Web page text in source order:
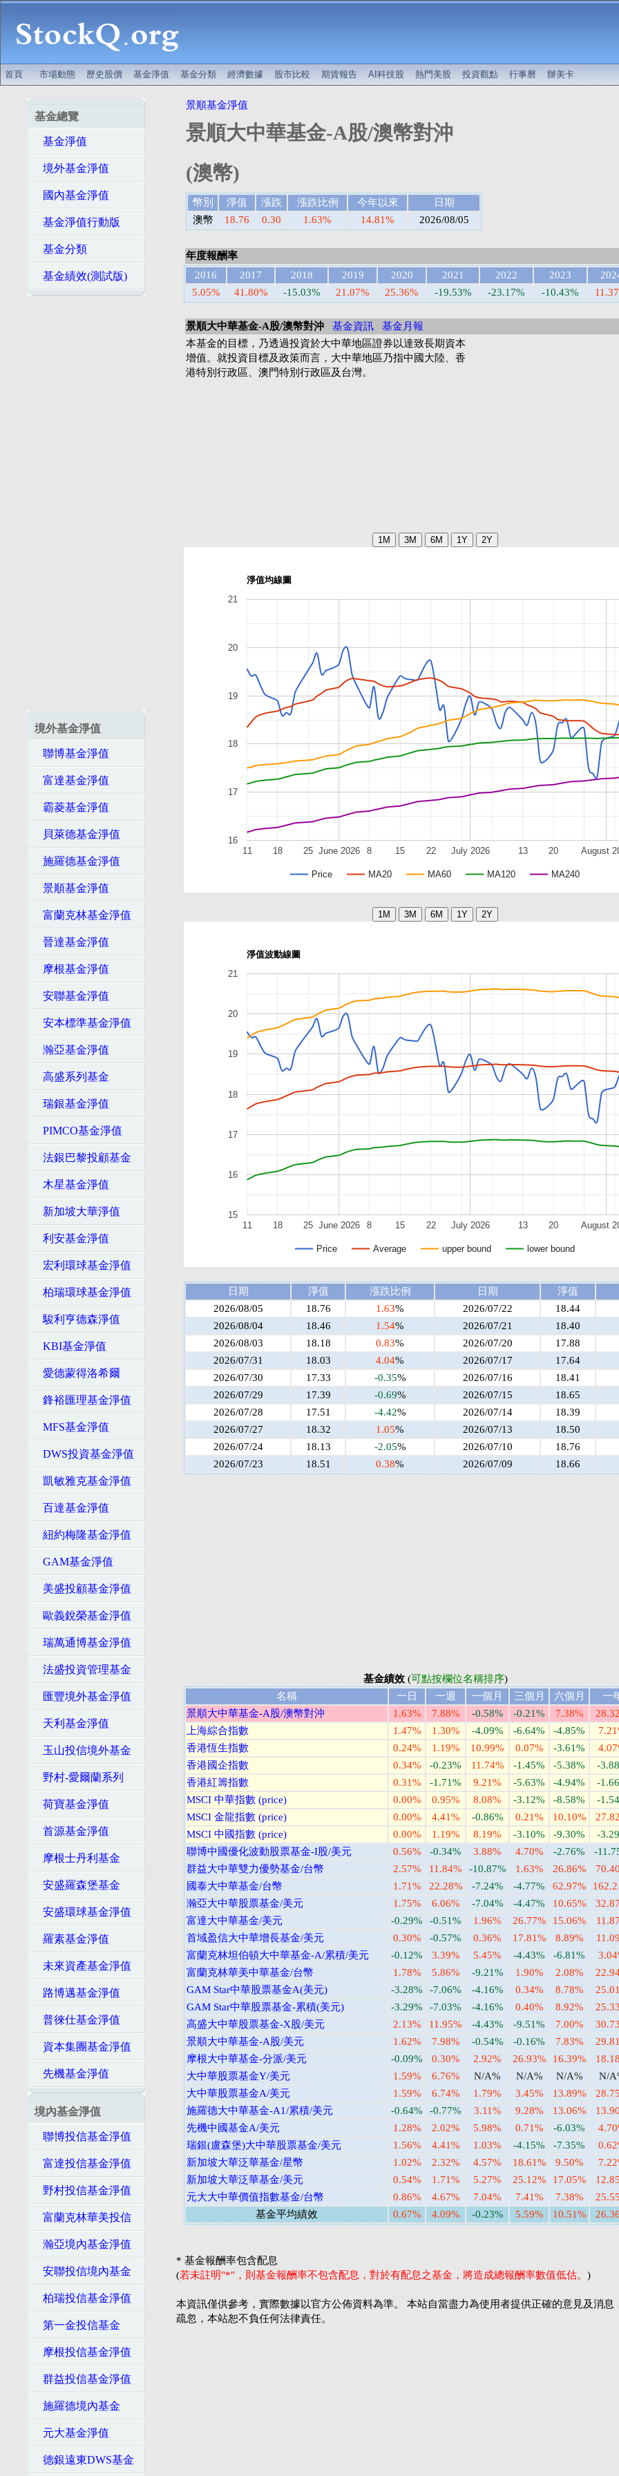
首頁 市場動態 歷史股價 基金淨值 基金分類 經濟數據 股市比較 期貨報告 AI科技股 熱門美股 投資觀點 行事曆 辦美卡
基金總覽
基金淨值
境外基金淨值
國內基金淨值
基金淨值行動版
基金分類
基金績效(測試版)
境外基金淨值
聯博基金淨值
富達基金淨值
霸菱基金淨值
貝萊德基金淨值
施羅德基金淨值
景順基金淨值
富蘭克林基金淨值
晉達基金淨值
摩根基金淨值
安聯基金淨值
安本標準基金淨值
瀚亞基金淨值
高盛系列基金
瑞銀基金淨值
PIMCO基金淨值
法銀巴黎投顧基金
木星基金淨值
新加坡大華淨值
利安基金淨值
宏利環球基金淨值
柏瑞環球基金淨值
駿利亨德森淨值
KBI基金淨值
愛德蒙得洛希爾
鋒裕匯理基金淨值
MFS基金淨值
DWS投資基金淨值
凱敏雅克基金淨值
百達基金淨值
紐約梅隆基金淨值
GAM基金淨值
美盛投顧基金淨值
歐義銳榮基金淨值
瑞萬通博基金淨值
法盛投資管理基金
匯豐境外基金淨值
天利基金淨值
玉山投信境外基金
野村-愛爾蘭系列
荷寶基金淨值
首源基金淨值
摩根士丹利基金
安盛羅森堡基金
安盛環球基金淨值
羅素基金淨值
未來資產基金淨值
路博邁基金淨值
普徠仕基金淨值
資本集團基金淨值
先機基金淨值
境內基金淨值
聯博投信基金淨值
富達投信基金淨值
野村投信基金淨值
富蘭克林華美投信
瀚亞境內基金淨值
安聯投信境內基金
柏瑞投信基金淨值
第一金投信基金
摩根投信基金淨值
群益投信基金淨值
施羅德境內基金
元大基金淨值
德銀遠東DWS基金
景順基金淨值
景順大中華基金-A股/澳幣對沖
(澳幣)
幣別 淨值 漲跌 漲跌比例 今年以來
日期
澳幣
18.76 0.30 1.63% 14.81% 2026/08/05
年度報酬率
2016
2017 2018 2019 2020 2021 2022 2023
5.05%
41.80% -15.03% 21.07% 25.36% -19.53% -23.17% -10.43%
景順大中華基金-A股/澳幣對沖 基金資訊
基金月報
本基金的目標，乃透過投資於大中華地區證券以達致長期資本
增值。就投資目標及政策而言，大中華地區乃指中國大陸、香
港特別行政區、澳門特別行政區及台灣。
淨值均線圖
Price MA20 MA60 MA120 MA240
June 2026 July 2026 August
11 18 25 8 15 22 13 20
16
17
18
19
20
21
淨值波動線圖
Price Average upper bound lower bound
June 2026 July 2026 August
11 18 25 8 15 22 13 20
15
16
17
18
19
20
21
日期 淨值 漲跌比例 日期
淨值
2026/08/05
18.76 1.63% 2026/07/22
18.44
2026/08/04
18.46 1.54% 2026/07/21
18.40
2026/08/03
18.18 0.83% 2026/07/20
17.88
2026/07/31
18.03 4.04% 2026/07/17
17.64
2026/07/30
17.33 -0.35% 2026/07/16
18.41
2026/07/29
17.39 -0.69% 2026/07/15
18.65
2026/07/28
17.51 -4.42% 2026/07/14
18.39
2026/07/27
18.32 1.05% 2026/07/13
18.50
2026/07/24
18.13 -2.05% 2026/07/10
18.76
2026/07/23
18.51 0.38% 2026/07/09 18.66
基金績效(可點按欄位名稱排序)
名稱
一日 一週 一個月 三個月 六個月
一
景順大中華基金-A股/澳幣對沖
1.63% 7.88% -0.58% -0.21% 7.38%
上海綜合指數
1.47% 1.30% -4.09% -6.64% -4.85%
香港恆生指數
0.24% 1.19% 10.99% 0.07% -3.61%
香港國企指數
0.34% -0.23% 11.74% -1.45% -5.38%
-
香港紅籌指數
0.31% -1.71% 9.21% -5.63% -4.94%
-
MSCI 中華指數 (price)
0.00% 0.95% 8.08% -3.12% -8.58%
-
MSCI 金龍指數 (price)
0.00% 4.41% -0.86% 0.21% 10.10%
MSCI 中國指數 (price)
0.00% 1.19% 8.19% -3.10% -9.30%
-
聯博中國優化波動股票基金-I股/美元
0.56% -0.34% 3.88% 4.70% -2.76%
-
群益大中華雙力優勢基金/台幣
2.57% 11.84% -10.87% 1.63% 26.86%
國泰大中華基金/台幣
1.71% 22.28% -7.24% -4.77% 62.97%
瀚亞大中華股票基金/美元
1.75% 6.06% -7.04% -4.47% 10.65%
富達大中華基金/美元
-0.29% -0.51% 1.96% 26.77% 15.06%
首域盈信大中華增長基金/美元
0.30% -0.57% 0.36% 17.81% 8.89%
富蘭克林坦伯頓大中華基金-A/累積/美元
-0.12% 3.39% 5.45% -4.43% -6.81%
富蘭克林華美中華基金/台幣
1.78% 5.86% -9.21% 1.90% 2.08%
GAM Star中華股票基金A(美元)
-3.28% -7.06% -4.16% 0.34% 8.78%
GAM Star中華股票基金-累積(美元)
-3.29% -7.03% -4.16% 0.40% 8.92%
高盛大中華股票基金-X股/美元
2.13% 11.95% -4.43% -9.51% 7.00%
景順大中華基金-A股/美元
1.62% 7.98% -0.54% -0.16% 7.83%
摩根大中華基金-分派/美元
-0.09% 0.30% 2.92% 26.93% 16.39%
大中華股票基金Y/美元
1.59% 6.76% N/A% N/A% N/A%
N/
大中華股票基金A/美元
1.59% 6.74% 1.79% 3.45% 13.89%
施羅德大中華基金-A1/累積/美元
-0.64% -0.77% 3.11% 9.28% 13.06%
先機中國基金A/美元
1.28% 2.02% 5.98% 0.71% -6.03%
瑞銀(盧森堡)大中華股票基金/美元
1.56% 4.41% 1.03% -4.15% -7.35%
新加坡大華泛華基金/星幣
1.02% 2.32% 4.57% 18.61% 9.50%
新加坡大華泛華基金/美元
0.54% 1.71% 5.27% 25.12% 17.05%
元大大中華價值指數基金/台幣
0.86% 4.67% 7.04% 7.41% 7.38%
基金平均績效
0.67% 4.09% -0.23% 5.59% 10.51%
* 基金報酬率包含配息
(若未註明"*"，則基金報酬率不包含配息，對於有配息之基金，將造成總報酬率數值低估。 )
本資訊僅供參考，實際數據以官方公佈資料為準。 本站自當盡力為使用者提供正確的意見及消息
疏忽，本站恕不負任何法律責任。